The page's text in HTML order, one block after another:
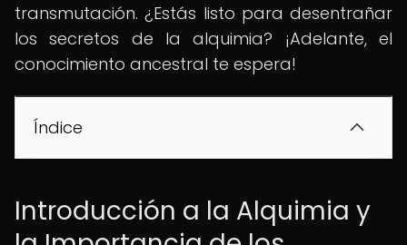
transmutación. ¿Estás listo para desentrañar
los secretos de la alquimia? ¡Adelante, el
conocimiento ancestral te espera!
Índice
Introducción a la Alquimia y